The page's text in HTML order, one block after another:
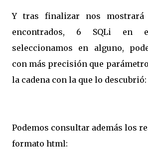
Y tras finalizar nos mostrará
encontrados, 6 SQLi en
seleccionamos en alguno,
con más precisión que
la cadena con la que lo descubrió:
Podemos consultar además los
formato html: